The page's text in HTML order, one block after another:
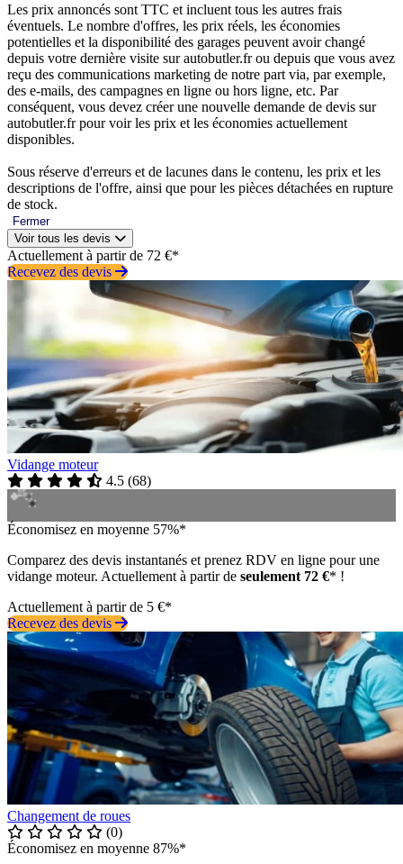
Les prix annoncés sont TTC et incluent tous les autres frais
éventuels. Le nombre d'offres, les prix réels, les économies
potentielles et la disponibilité des garages peuvent avoir changé
depuis votre dernière visite sur autobutler.fr ou depuis que vous avez
reçu des communications marketing de notre part via, par exemple,
des e-mails, des campagnes en ligne ou hors ligne, etc. Par
conséquent, vous devez créer une nouvelle demande de devis sur
autobutler.fr pour voir les prix et les économies actuellement
disponibles.
Sous réserve d'erreurs et de lacunes dans le contenu, les prix et les
descriptions de l'offre, ainsi que pour les pièces détachées en rupture
de stock.
Fermer
Voir tous les devis
Actuellement à partir de 72 €*
Recevez des devis
Vidange moteur
4.5 (68)
Économisez en moyenne 57%*
Comparez des devis instantanés et prenez RDV en ligne pour une
vidange moteur. Actuellement à partir de seulement 72 €* !
Actuellement à partir de 5 €*
Recevez des devis
Changement de roues
(0)
Économisez en moyenne 87%*